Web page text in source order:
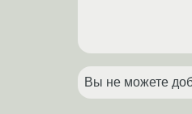
Вы не можете